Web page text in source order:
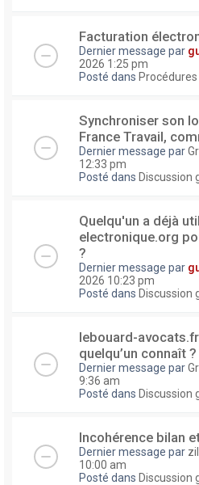
Facturation
Dernier message par
2026 1:25 pm
Posté dans Procédures
Synchroniser son
France Travail,
Dernier message par
12:33 pm
Posté dans Discussion
Quelqu'un a déjà
electronique.org
?
Dernier message par
2026 10:23 pm
Posté dans Discussion
lebouard-
quelqu’un connaît ?
Dernier message par
9:36 am
Posté dans Discussion
Incohérence bilan
Dernier message par
10:00 am
Posté dans Discussion